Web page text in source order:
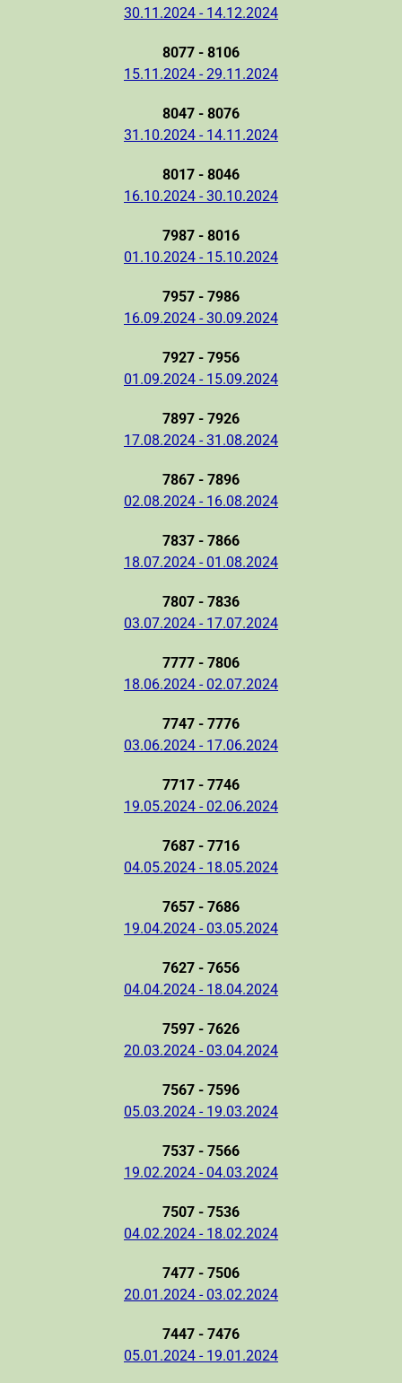
30.11.2024 - 14.12.2024
8077 - 8106
15.11.2024 - 29.11.2024
8047 - 8076
31.10.2024 - 14.11.2024
8017 - 8046
16.10.2024 - 30.10.2024
7987 - 8016
01.10.2024 - 15.10.2024
7957 - 7986
16.09.2024 - 30.09.2024
7927 - 7956
01.09.2024 - 15.09.2024
7897 - 7926
17.08.2024 - 31.08.2024
7867 - 7896
02.08.2024 - 16.08.2024
7837 - 7866
18.07.2024 - 01.08.2024
7807 - 7836
03.07.2024 - 17.07.2024
7777 - 7806
18.06.2024 - 02.07.2024
7747 - 7776
03.06.2024 - 17.06.2024
7717 - 7746
19.05.2024 - 02.06.2024
7687 - 7716
04.05.2024 - 18.05.2024
7657 - 7686
19.04.2024 - 03.05.2024
7627 - 7656
04.04.2024 - 18.04.2024
7597 - 7626
20.03.2024 - 03.04.2024
7567 - 7596
05.03.2024 - 19.03.2024
7537 - 7566
19.02.2024 - 04.03.2024
7507 - 7536
04.02.2024 - 18.02.2024
7477 - 7506
20.01.2024 - 03.02.2024
7447 - 7476
05.01.2024 - 19.01.2024